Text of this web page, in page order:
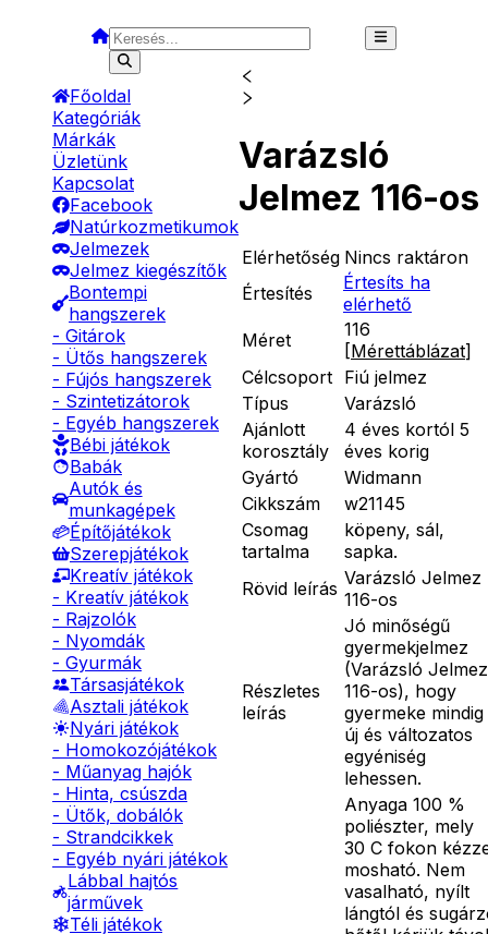
Főoldal
Kategóriák
Márkák
Üzletünk
Kapcsolat
Facebook
Natúrkozmetikumok
Jelmezek
Jelmez kiegészítők
Bontempi
hangszerek
- Gitárok
- Ütős hangszerek
- Fújós hangszerek
- Szintetizátorok
- Egyéb hangszerek
Bébi játékok
Babák
Autók és
munkagépek
Építőjátékok
Szerepjátékok
Kreatív játékok
- Kreatív játékok
- Rajzolók
- Nyomdák
- Gyurmák
Társasjátékok
Asztali játékok
Nyári játékok
- Homokozójátékok
- Műanyag hajók
- Hinta, csúszda
- Ütők, dobálók
- Strandcikkek
- Egyéb nyári játékok
Lábbal hajtós
járművek
Téli játékok
Varázsló
Jelmez 116-os
Elérhetőség Nincs raktáron
Értesítés
Értesíts ha
elérhető
Méret
116
[Mérettáblázat]
Célcsoport Fiú jelmez
Típus
Varázsló
Ajánlott
korosztály
4 éves kortól 5
éves korig
Gyártó
Widmann
Cikkszám
w21145
Csomag
tartalma
köpeny, sál,
sapka.
Rövid leírás Varázsló Jelmez
116-os
Részletes
leírás
Jó minőségű
gyermekjelmez
(Varázsló Jelmez
116-os), hogy
gyermeke mindig
új és változatos
egyéniség
lehessen.
Anyaga 100 %
poliészter, mely
30 C fokon
mosható. Nem
vasalható, nyílt
lángtól és